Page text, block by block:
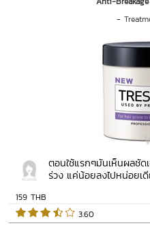
-
ตอนใช้แรกๆมันเห็นผลชั
ร่วง แค่น้อยลงไปหน่อยเดี
159 THB
3.60